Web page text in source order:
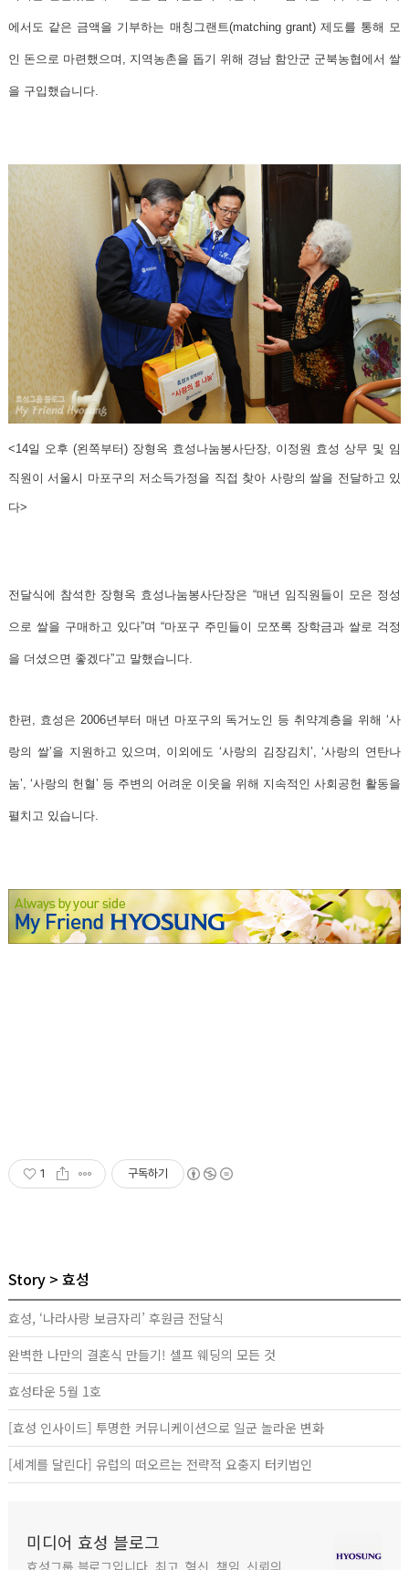
에서도 같은 금액을 기부하는 매칭그랜트(matching grant) 제도를 통해 모
인 돈으로 마련했으며, 지역농촌을 돕기 위해 경남 함안군 군북농협에서 쌀
을 구입했습니다.
<14일 오후 (왼쪽부터) 장형옥 효성나눔봉사단장, 이정원 효성 상무 및 임
직원이 서울시 마포구의 저소득가정을 직접 찾아 사랑의 쌀을 전달하고 있
다>
전달식에 참석한 장형옥 효성나눔봉사단장은 “매년 임직원들이 모은 정성
으로 쌀을 구매하고 있다”며 “마포구 주민들이 모쪼록 장학금과 쌀로 걱정
을 더셨으면 좋겠다”고 말했습니다.
한편, 효성은 2006년부터 매년 마포구의 독거노인 등 취약계층을 위해 ‘사
랑의 쌀’을 지원하고 있으며, 이외에도 ‘사랑의 김장김치’, ‘사랑의 연탄나
눔’, ‘사랑의 헌혈’ 등 주변의 어려운 이웃을 위해 지속적인 사회공헌 활동을
펼치고 있습니다.
1 구독하기
Story 효성
효성, ‘나라사랑 보금자리’ 후원금 전달식
완벽한 나만의 결혼식 만들기! 셀프 웨딩의 모든 것
효성타운 5월 1호
[효성 인사이드] 투명한 커뮤니케이션으로 일군 놀라운 변화
[세계를 달린다] 유럽의 떠오르는 전략적 요충지 터키법인
미디어 효성 블로그
효성그룹 블로그입니다. 최고, 혁신, 책임, 신뢰의